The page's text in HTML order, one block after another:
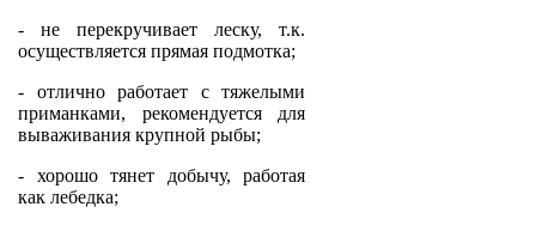
- не перекручивает леску, т.к.
осуществляется прямая подмотка;
- отлично работает с тяжелыми
приманками, рекомендуется для
вываживания крупной рыбы;
- хорошо тянет добычу, работая
как лебедка;